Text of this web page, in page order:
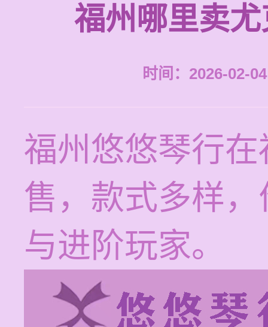
福州哪里卖
时间：2026-02-
福州悠悠琴行
售，款式多样
与进阶玩家。